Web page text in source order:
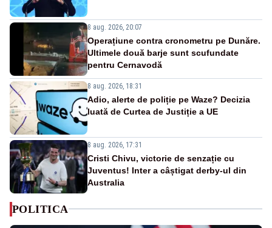
8 aug. 2026, 20:07
Operațiune contra cronometru pe Dunăre.
Ultimele două barje sunt scufundate
pentru Cernavodă
8 aug. 2026, 18:31
Adio, alerte de poliție pe Waze? Decizia
luată de Curtea de Justiție a UE
8 aug. 2026, 17:31
Cristi Chivu, victorie de senzație cu
Juventus! Inter a câștigat derby-ul din
Australia
POLITICA